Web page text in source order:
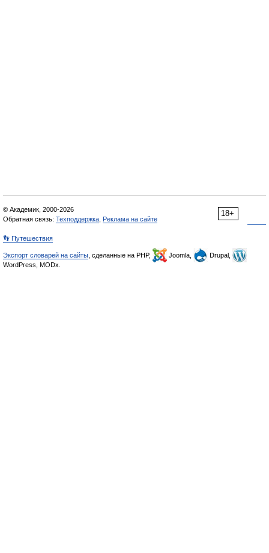
18+
© Академик, 2000-2026
Обратная связь: Техподдержка Реклама на сайте
👣 Путешествия
Экспорт словарей на сайты , сделанные на PHP, Joomla,
Drupal,
WordPress, MODx.